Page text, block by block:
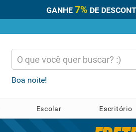
GANHE 7% DE
Boa noite!
Escolar Escritório